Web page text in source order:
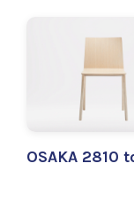
OSAKA 2810